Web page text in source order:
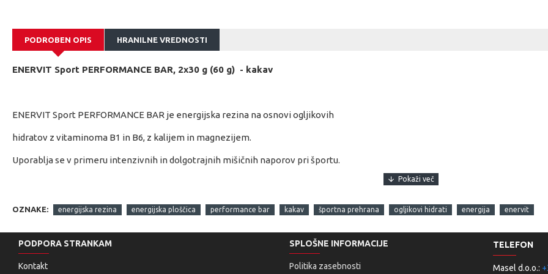
PODROBEN OPIS HRANILNE VREDNOSTI
ENERVIT Sport PERFORMANCE BAR, 2x30 g (60 g) - kakav
ENERVIT Sport PERFORMANCE BAR je energijska rezina na osnovi ogljikovih
hidratov z vitaminoma B1 in B6, z kalijem in magnezijem.
Uporablja se v primeru intenzivnih in dolgotrajnih mišičnih naporov pri športu.
• manjša vsebnost maščobe.
• so vir magnezija, ki prispeva k zmanjšanju utrujenosti, k normalnemu metabolizmu
OZNAKE: energijska rezina energijska ploščica performance bar kakav športna prehrana ogljikovi hidrati energija enervit
PODPORA STRANKAM
Kontakt
SPLOŠNE INFORMACIJE
Politika zasebnosti
TELEFON
Masel d.o.o.: